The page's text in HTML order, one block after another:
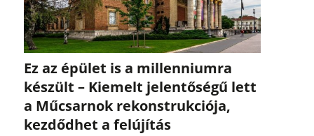
Ez az épület is a millenniumra
készült – Kiemelt jelentőségű lett
a Műcsarnok rekonstrukciója,
kezdődhet a felújítás